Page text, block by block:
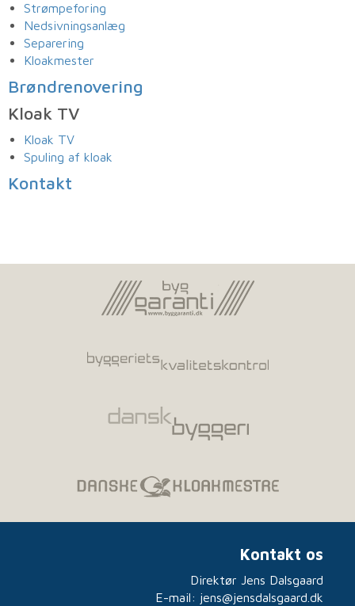
Strømpeforing
Nedsivningsanlæg
Separering
Kloakmester
Brøndrenovering
Kloak TV
Kloak TV
Spuling af kloak
Kontakt
Kontakt os
Direktør Jens Dalsgaard
E-mail: jens@jensdalsgaard.dk